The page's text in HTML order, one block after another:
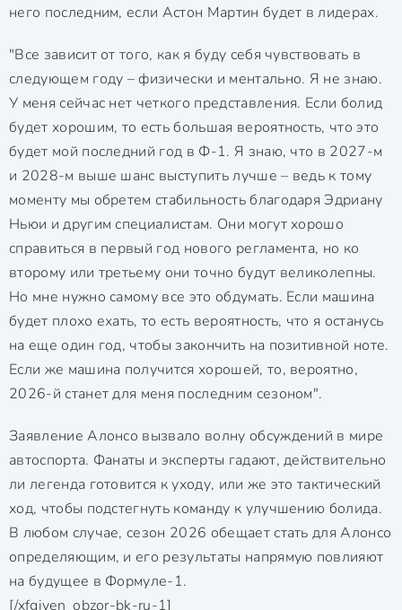
него последним, если Астон Мартин будет в лидерах.
"Все зависит от того, как я буду себя чувствовать в
следующем году – физически и ментально. Я не знаю.
У меня сейчас нет четкого представления. Если болид
будет хорошим, то есть большая вероятность, что это
будет мой последний год в Ф-1. Я знаю, что в 2027-м
и 2028-м выше шанс выступить лучше – ведь к тому
моменту мы обретем стабильность благодаря Эдриану
Ньюи и другим специалистам. Они могут хорошо
справиться в первый год нового регламента, но ко
второму или третьему они точно будут великолепны.
Но мне нужно самому все это обдумать. Если машина
будет плохо ехать, то есть вероятность, что я останусь
на еще один год, чтобы закончить на позитивной ноте.
Если же машина получится хорошей, то, вероятно,
2026-й станет для меня последним сезоном".
Заявление Алонсо вызвало волну обсуждений в мире
автоспорта. Фанаты и эксперты гадают, действительно
ли легенда готовится к уходу, или же это тактический
ход, чтобы подстегнуть команду к улучшению болида.
В любом случае, сезон 2026 обещает стать для Алонсо
определяющим, и его результаты напрямую повлияют
на будущее в Формуле-1.
[/xfgiven_obzor-bk-ru-1]